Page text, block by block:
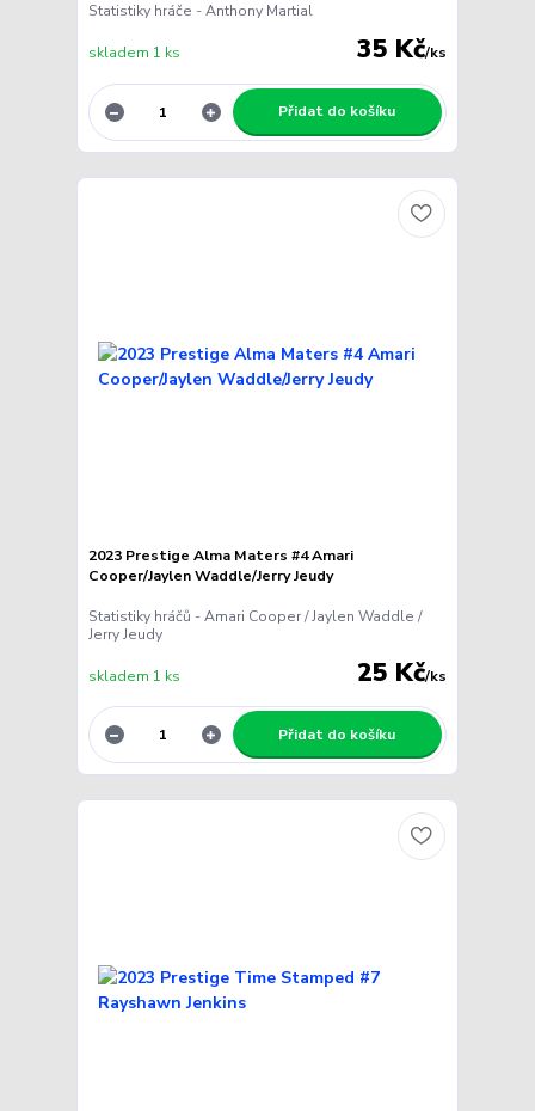
Statistiky hráče - Anthony Martial
35 Kč/ks
skladem 1 ks
Přidat do košíku
2023 Prestige Alma Maters #4 Amari
Cooper/Jaylen Waddle/Jerry Jeudy
Statistiky hráčů - Amari Cooper / Jaylen Waddle /
Jerry Jeudy
25 Kč/ks
skladem 1 ks
Přidat do košíku